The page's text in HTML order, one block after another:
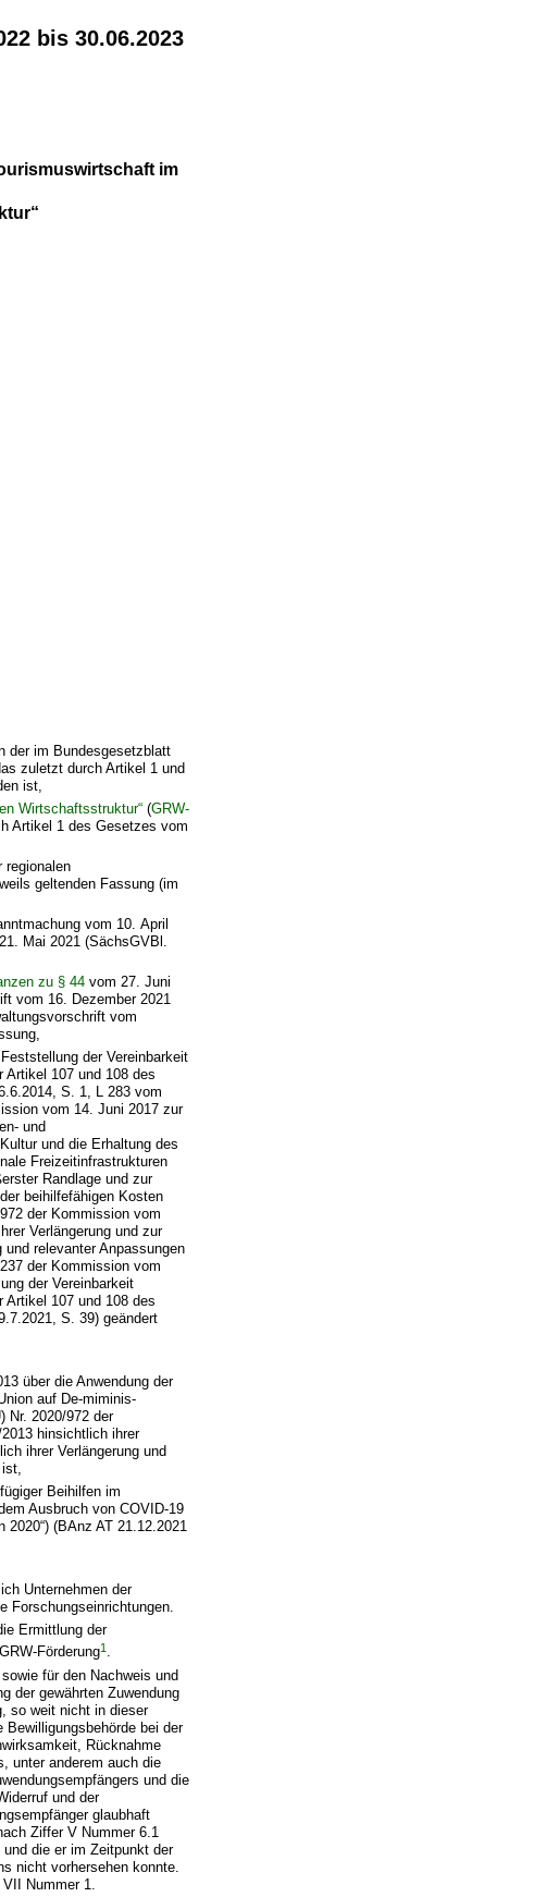
bis 30.06.2023
im
der im Bundesgesetzblatt
zuletzt durch Artikel 1 und
ist,
Wirtschaftsstruktur“(GRW-
Artikel 1 des Gesetzes vom
regionalen
geltenden Fassung (im
vom 10. April
Mai 2021 (SächsGVBl.
zu § 44vom 27. Juni
vom 16. Dezember 2021
vom
der Vereinbarkeit
Artikel 107 und 108 des
S. 1, L 283 vom
vom 14. Juni 2017 zur
und
und die Erhaltung des
Freizeitinfrastrukturen
Randlage und zur
beihilfefähigen Kosten
der Kommission vom
Verlängerung und zur
und relevanter Anpassungen
der Kommission vom
der Vereinbarkeit
Artikel 107 und 108 des
S. 39) geändert
über die Anwendung der
auf De-miminis-
Nr. 2020/972 der
hinsichtlich ihrer
ihrer Verlängerung und
Beihilfen im
Ausbruch von COVID-19
2020“) (BAnz AT 21.12.2021
Unternehmen der
Forschungseinrichtungen.
Ermittlung der
Förderung1.
für den Nachweis und
der gewährten Zuwendung
so weit nicht in dieser
bei der
Rücknahme
unter anderem auch die
und die
und der
glaubhaft
Ziffer V Nummer 6.1
die er im Zeitpunkt der
nicht vorhersehen konnte.
Nummer 1.